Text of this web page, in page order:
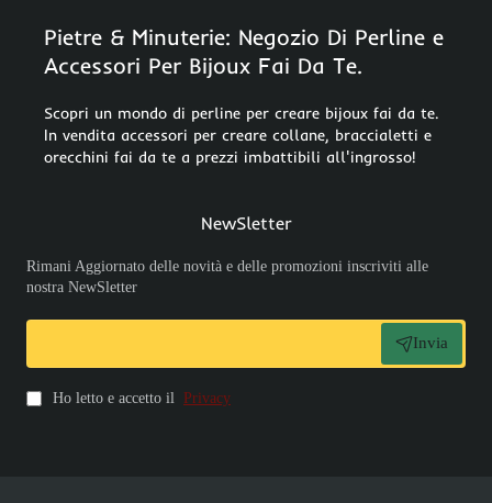
Pietre & Minuterie: Negozio Di Perline e
Accessori Per Bijoux Fai Da Te.
Scopri un mondo di perline per creare bijoux fai da te.
In vendita accessori per creare collane, braccialetti e
orecchini fai da te a prezzi imbattibili all'ingrosso!
NewSletter
Rimani Aggiornato delle novità e delle promozioni inscriviti alle
nostra NewSletter
Invia
Ho letto e accetto il Privacy